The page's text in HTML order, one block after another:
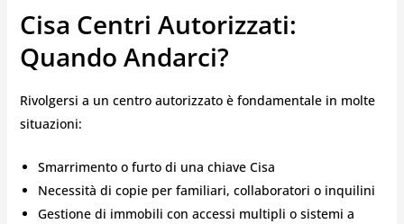
Cisa Centri Autorizzati:
Quando Andarci?
Rivolgersi a un centro autorizzato è fondamentale in molte
situazioni:
Smarrimento o furto di una chiave Cisa
Necessità di copie per familiari, collaboratori o inquilini
Gestione di immobili con accessi multipli o sistemi a